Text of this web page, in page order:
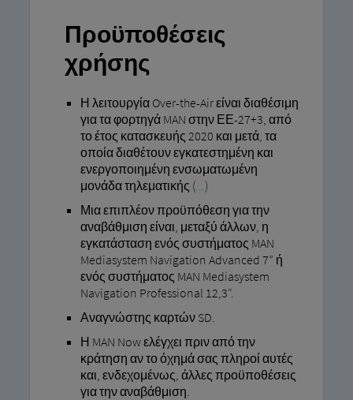
Προϋποθέσεις
χρήσης
Η λειτουργία Over-the-Air είναι διαθέσιμη
για τα φορτηγά MAN στην ΕΕ-27+3, από
το έτος κατασκευής 2020 και μετά, τα
οποία διαθέτουν εγκατεστημένη και
ενεργοποιημένη ενσωματωμένη
μονάδα τηλεματικής ( ...)
Μια επιπλέον προϋπόθεση για την
αναβάθμιση είναι, μεταξύ άλλων, η
εγκατάσταση ενός συστήματος MAN
Mediasystem Navigation Advanced 7” ή
ενός συστήματος MAN Mediasystem
Navigation Professional 12,3".
Αναγνώστης καρτών SD.
Η MAN Now ελέγχει πριν από την
κράτηση αν το όχημά σας πληροί αυτές
και, ενδεχομένως, άλλες προϋποθέσεις
για την αναβάθμιση.